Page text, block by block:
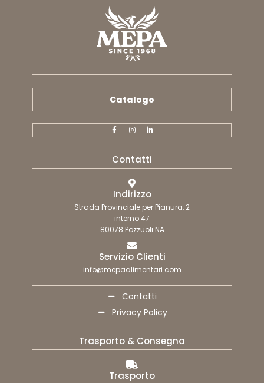
Catalogo
Contatti
Indirizzo
Strada Provinciale per Pianura, 2
interno 47
80078 Pozzuoli NA
Servizio Clienti
info@mepaalimentari.com
Contatti
Privacy Policy
Trasporto & Consegna
Trasporto